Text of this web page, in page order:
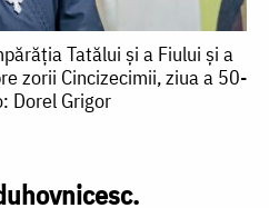
Tatălui și a Fiului și a
zorii Cincizecimii, ziua a 50-
Dorel Grigor